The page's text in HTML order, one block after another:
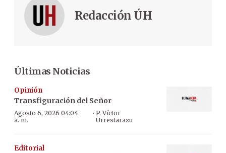
Redacción ÚH
Últimas Noticias
Opinión
Transfiguración del Señor
Agosto 6, 2026 04:04
a. m.
· P. Víctor
Urrestarazu
Editorial